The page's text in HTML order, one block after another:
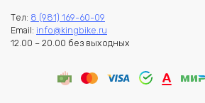
Тел: 8 (981) 169-60-09
Email: info@kingbike.ru
12.00 – 20.00 без выходных